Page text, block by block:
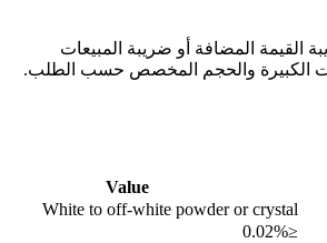
القيمة المضافة أو ضريبة المبيعات
الكبيرة والحجم المخصص حسب الطلب.
Value
White to off-white powder or crystal
≤0.02%